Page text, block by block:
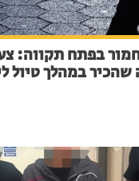
בפתח תקווה:
שהכיר במהלך טיול